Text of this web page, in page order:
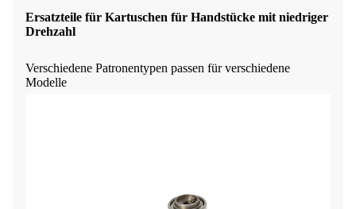
Ersatzteile für Kartuschen für Handstücke mit niedriger
Drehzahl
Verschiedene Patronentypen passen für verschiedene
Modelle